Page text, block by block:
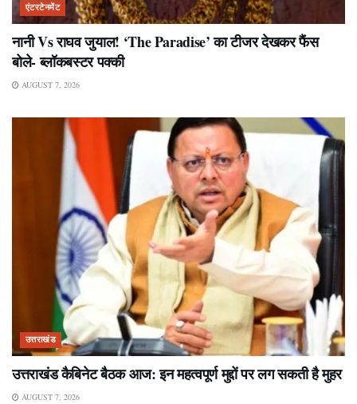
एंटरटेनमेंट
नानी Vs राघव जुयाल! ‘The Paradise’ का टीजर देखकर फैंस
बोले- ब्लॉकबस्टर पक्की
AUGUST 7, 2026
उत्तराखंड
उत्तराखंड कैबिनेट बैठक आज: इन महत्वपूर्ण मुद्दों पर लग सकती है मुहर
AUGUST 7, 2026